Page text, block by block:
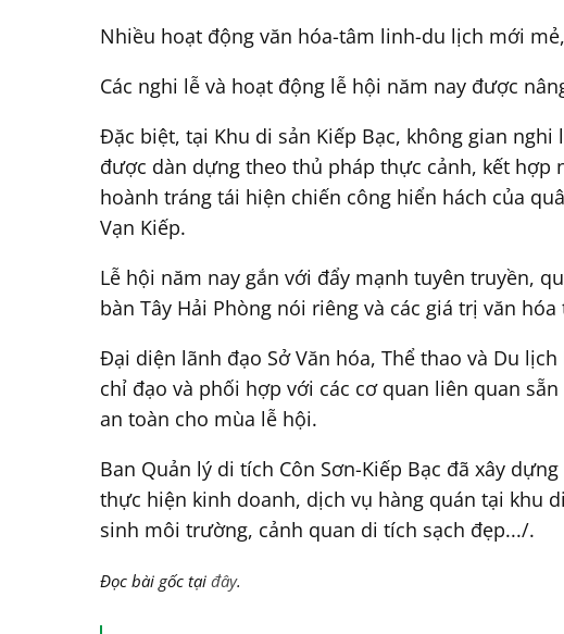
Nhiều hoạt động văn hóa-tâm linh-du lịch mới
Các nghi lễ và hoạt động lễ hội năm nay được
Đặc biệt, tại Khu di sản Kiếp Bạc, không gian
được dàn dựng theo thủ pháp thực cảnh, kết hợp
hoành tráng tái hiện chiến công hiển hách của
Vạn Kiếp.
Lễ hội năm nay gắn với đẩy mạnh tuyên truyền,
bàn Tây Hải Phòng nói riêng và các giá trị văn
Đại diện lãnh đạo Sở Văn hóa, Thể thao và Du
chỉ đạo và phối hợp với các cơ quan liên quan
an toàn cho mùa lễ hội.
Ban Quản lý di tích Côn Sơn-Kiếp Bạc đã xây
thực hiện kinh doanh, dịch vụ hàng quán tại khu
sinh môi trường, cảnh quan di tích sạch đẹp.../.
Đọc bài gốc tại đây.